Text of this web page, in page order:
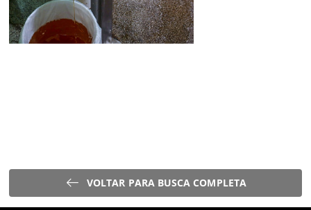
VOLTAR PARA BUSCA COMPLETA